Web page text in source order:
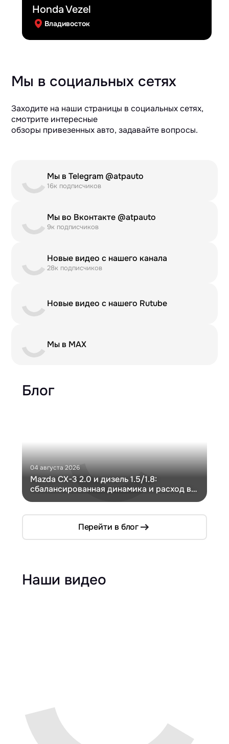
Honda Vezel
Владивосток
Мы в социальных сетях
Заходите на наши страницы в социальных сетях,
смотрите интересные
обзоры привезенных авто, задавайте вопросы.
Мы в Telegram @atpauto
16к подписчиков
Мы во Вконтакте @atpauto
9к подписчиков
Новые видео с нашего канала
28к подписчиков
Новые видео с нашего Rutube
Мы в MAX
Блог
04 августа 2026
Mazda CX-3 2.0 и дизель 1.5/1.8:
сбалансированная динамика и расход в
Перейти в блог
Наши видео